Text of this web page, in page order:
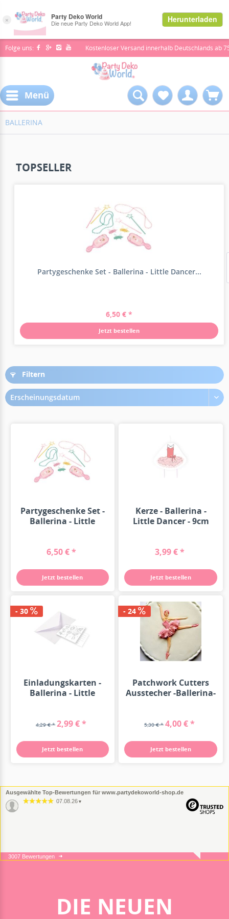
Folge uns: Kostenloser Versand innerhalb Deutschlands ab
Menü
BALLERINA
TOPSELLER
Partygeschenke Set - Ballerina - Little Dancer...
6,50 € *
Jetzt bestellen
Filtern
Erscheinungsdatum
Partygeschenke Set -
Ballerina - Little
6,50 € *
Jetzt bestellen
Kerze - Ballerina -
Little Dancer - 9cm
3,99 € *
Jetzt bestellen
- 30
Einladungskarten -
Ballerina - Little
4,29 € * 2,99 € *
Jetzt bestellen
- 24
Patchwork Cutters
Ausstecher -Ballerina-
5,30 € * 4,00 € *
Jetzt bestellen
Ausgewählte Top-Bewertungen für www.partydekoworld-shop.de
07.08.26 ▼
05.08.26▼
3007 Bewertungen
DIE NEUEN